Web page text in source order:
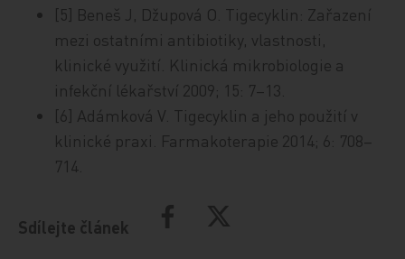
[5] Beneš J, Džupová O. Tigecyklin: Zařazení
mezi ostatními antibiotiky, vlastnosti,
klinické využití. Klinická mikrobiologie a
infekční lékařství 2009; 15: 7–13.
[6] Adámková V. Tigecyklin a jeho použití v
klinické praxi. Farmakoterapie 2014; 6: 708–
714.
Sdílejte článek